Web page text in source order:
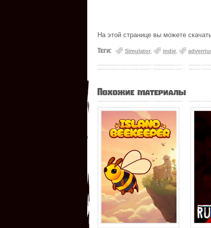
На этой странице вы можете
Теги: Simulator indie
Похожие материалы